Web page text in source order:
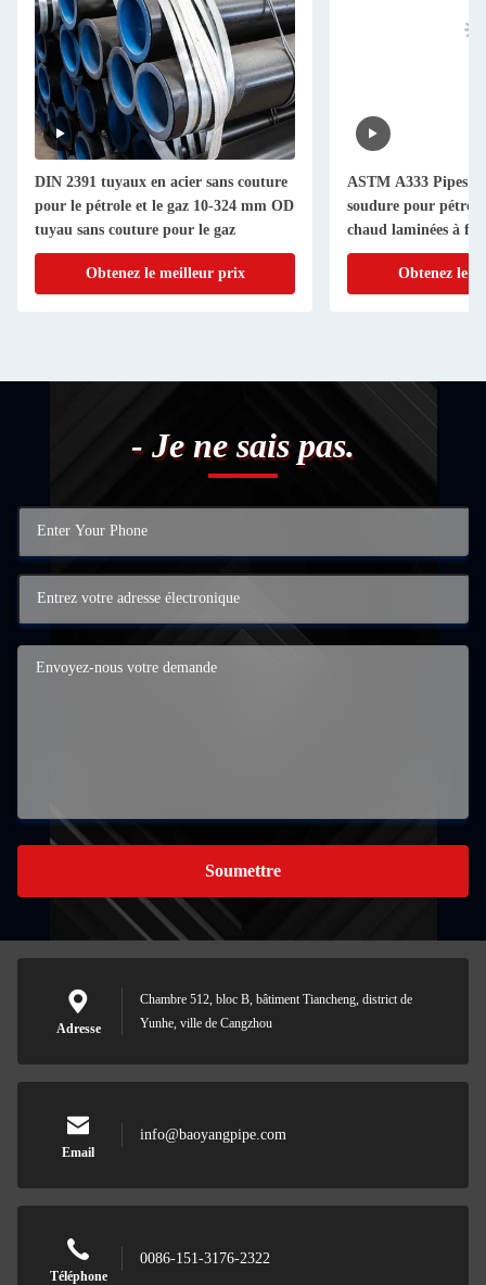
DIN 2391 tuyaux en acier sans couture
pour le pétrole et le gaz 10-324 mm OD
tuyau sans couture pour le gaz
Obtenez le meilleur prix
ASTM A333 Pipes /
soudure pour
chaud laminées à
Obtenez le
- Je ne sais pas.
Soumettre
Adresse
Chambre 512, bloc B, bâtiment Tiancheng, district de
Yunhe, ville de Cangzhou
Email
info@baoyangpipe.com
Téléphone
0086-151-3176-2322